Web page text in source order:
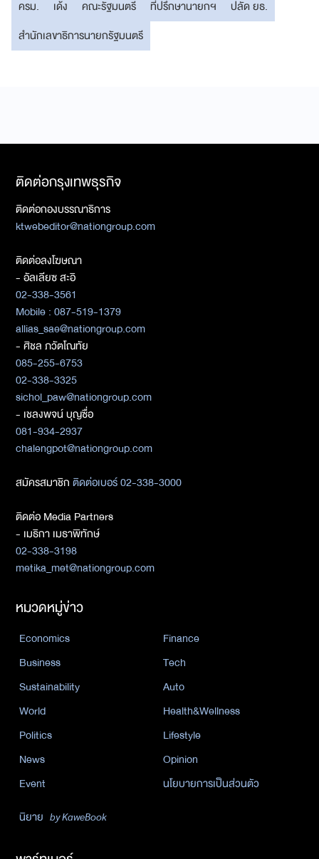
ครม. เด้ง คณะรัฐมนตรี ที่ปรึกษานายกฯ
ปลัด ยธ.
สำนักเลขาธิการนายกรัฐมนตรี
ติดต่อกรุงเทพธุรกิจ
ติดต่อกองบรรณาธิการ
ktwebeditor@nationgroup.com
ติดต่อลงโฆษณา
- อัลเลียซ สะอิ
02-338-3561
Mobile : 087-519-1379
allias_sae@nationgroup.com
- ศิชล ภวัตโณทัย
085-255-6753
02-338-3325
sichol_paw@nationgroup.com
- เชลงพจน์ บุญซื่อ
081-934-2937
chalengpot@nationgroup.com
สมัครสมาชิกติดต่อเบอร์ 02-338-3000
ติดต่อ Media Partners
- เมธิกา เมธาพิทักษ์
02-338-3198
metika_met@nationgroup.com
หมวดหมู่ข่าว
Economics
Finance
Business
Tech
Sustainability
Auto
World
Health&Wellness
Politics
Lifestyle
News
Opinion
Event
นโยบายการเป็นส่วนตัว
นิยาย by KaweBook